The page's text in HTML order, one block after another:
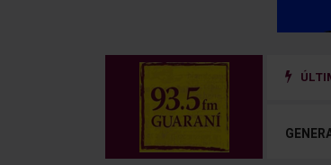
sistema de prevención del riesgo hidrológico en la